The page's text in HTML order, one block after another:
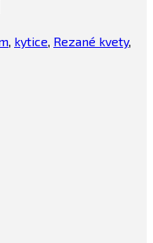
, kytice, Rezané kvety,